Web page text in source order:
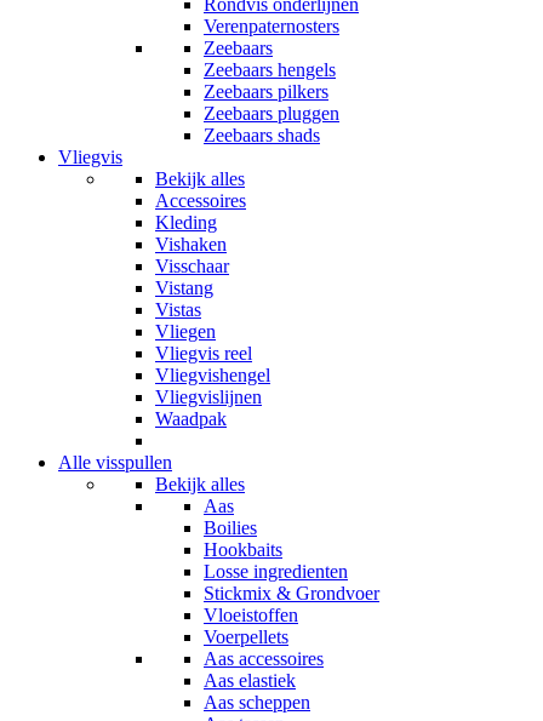
Rondvis onderlijnen
Verenpaternosters
Zeebaars
Zeebaars hengels
Zeebaars pilkers
Zeebaars pluggen
Zeebaars shads
Vliegvis
Bekijk alles
Accessoires
Kleding
Vishaken
Visschaar
Vistang
Vistas
Vliegen
Vliegvis reel
Vliegvishengel
Vliegvislijnen
Waadpak
Alle visspullen
Bekijk alles
Aas
Boilies
Hookbaits
Losse ingredienten
Stickmix & Grondvoer
Vloeistoffen
Voerpellets
Aas accessoires
Aas elastiek
Aas scheppen